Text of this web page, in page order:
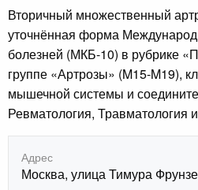
Вторичный множественный
уточнённая форма
болезней (МКБ-10) в рубрике
группе «Артрозы» (M15-M19),
мышечной системы и
Ревматология, Травматология
Адрес
Москва, улица Тимура